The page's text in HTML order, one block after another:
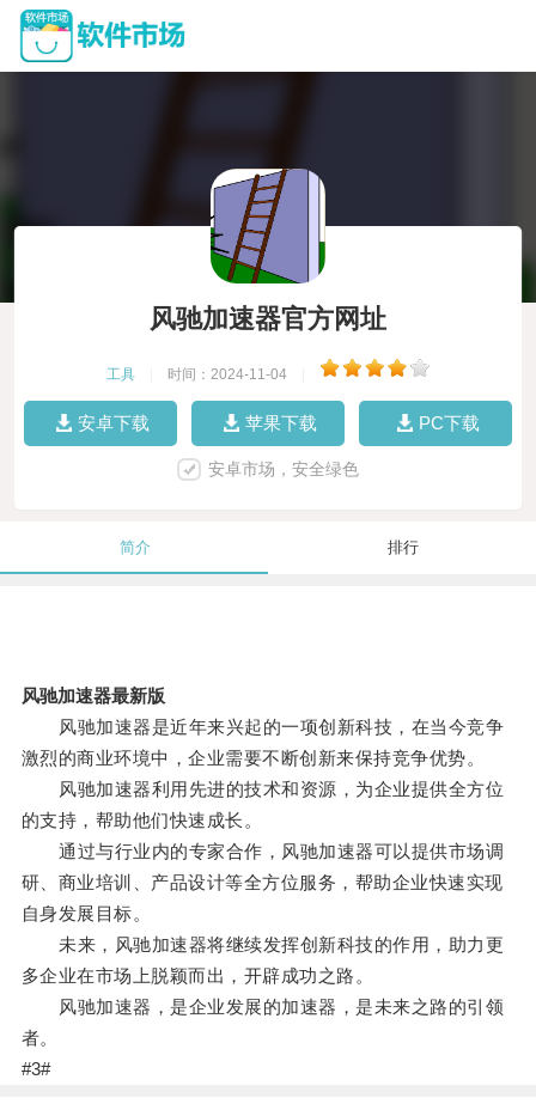
风驰加速器官方网址
工具 时间：2024-11-04
安卓下载 苹果下载 PC下载
安卓市场，安全绿色
简介 排行
风驰加速器最新版
风驰加速器是近年来兴起的一项创新科技，在当今竞争
激烈的商业环境中，企业需要不断创新来保持竞争优势。
风驰加速器利用先进的技术和资源，为企业提供全方位
的支持，帮助他们快速成长。
通过与行业内的专家合作，风驰加速器可以提供市场调
研、商业培训、产品设计等全方位服务，帮助企业快速实现
自身发展目标。
未来，风驰加速器将继续发挥创新科技的作用，助力更
多企业在市场上脱颖而出，开辟成功之路。
风驰加速器，是企业发展的加速器，是未来之路的引领
者。
#3#